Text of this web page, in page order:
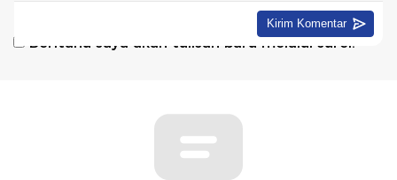
Beritahu saya akan tulisan baru melalui surel.